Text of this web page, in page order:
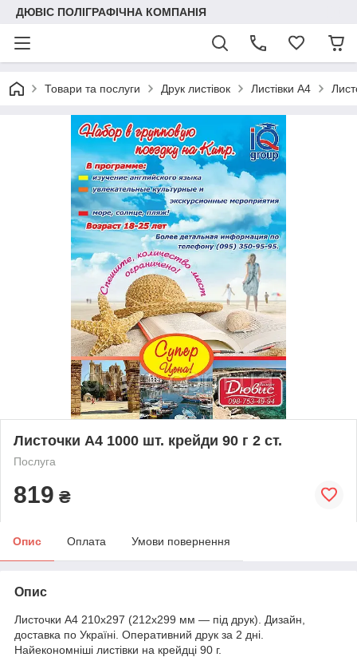
ДЮВІС ПОЛІГРАФІЧНА КОМПАНІЯ
Товари та послуги Друк листівок Листівки А4
Листочки А4 1000 шт. крейди 90 г 2 ст.
Послуга
819 ₴
Опис Оплата Умови повернення
Опис
Листочки А4 210х297 (212х299 мм — під друк). Дизайн,
доставка по Україні. Оперативний друк за 2 дні.
Найекономніші листівки на крейдці 90 г.